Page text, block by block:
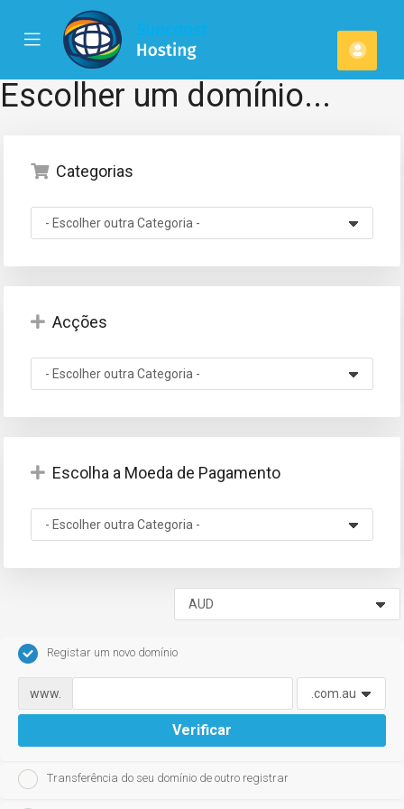
Mobile
Menu
Escolher um domínio...
Categorias
Acções
Escolha a Moeda de Pagamento
Registar um novo domínio
www.
Verificar
Transferência do seu domínio de outro registrar